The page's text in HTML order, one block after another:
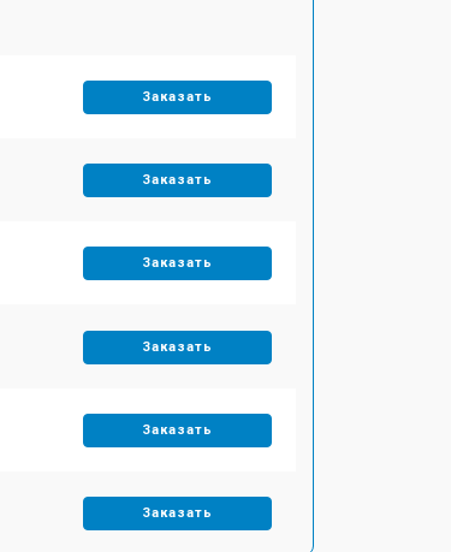
Заказать
Заказать
Заказать
Заказать
Заказать
Заказать